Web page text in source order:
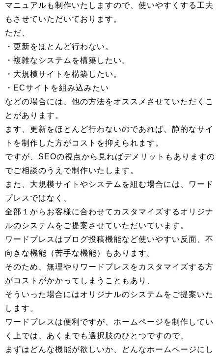
マニュアルも制作いたしますので、使いやすくする工夫
もさせていただいております。
ただ、
・更新をほとんど行わない。
・複雑なシステムを構築したい。
・大規模サイトを構築したい。
・ECサイトを組み込みたい
などの場合には、他の方法をオススメさせていただくこ
とがあります。
ます、更新をほとんど行わないのであれば、静的なサイ
トを制作した方がコストを抑えられます。
ですが、SEOの視点から見ればデメリットもありますの
でご相談のうえで制作いたします。
また、大規模サイトやシステムを組む場合には、ワード
プレスではなく、
全部１からお客様に合わせてカスタマイズするオリジナ
ルのシステムをご提案させていただいています。
ワードプレスはブログ投稿機能など使いやすい反面、不
向きな機能（苦手な機能）もあります。
そのため、無理やりワードプレスをカスタマイズする方
がコストがかかってしまうこともあり、
そういった場合にはオリジナルのシステムをご提案いた
します。
ワードプレスは便利ですが、ホームページを制作してい
く上では、あくまでも選択肢のひとつですので、
まずはどんな機能が欲しいか、どんなホームページにし